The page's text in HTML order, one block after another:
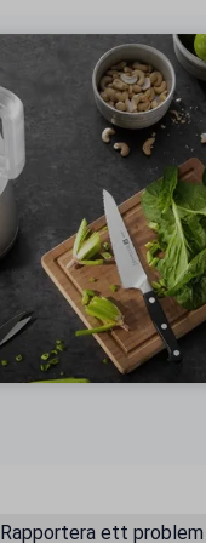
Rapportera ett problem